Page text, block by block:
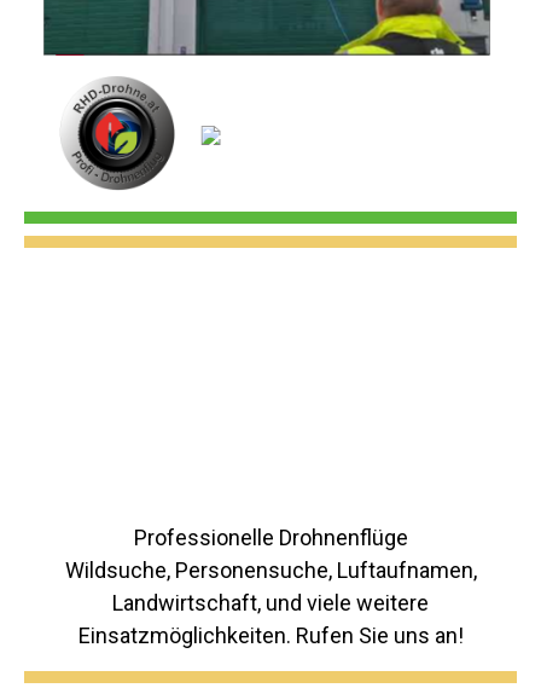
Professionelle Drohnenflüge
Wildsuche, Personensuche, Luftaufnamen,
Landwirtschaft, und viele weitere
Einsatzmöglichkeiten. Rufen Sie uns an!